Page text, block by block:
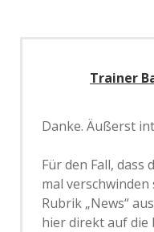
Trainer
Danke. Äußerst
Für den Fall, dass
mal
Rubrik „News“
hier direkt auf die